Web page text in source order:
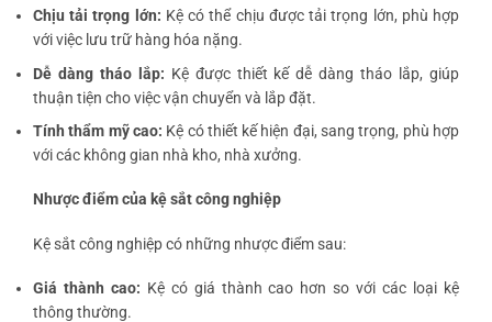
Chịu tải trọng lớn: Kệ có thể chịu được tải trọng lớn, phù hợp
với việc lưu trữ hàng hóa nặng.
Dễ dàng tháo lắp: Kệ được thiết kế dễ dàng tháo lắp, giúp
thuận tiện cho việc vận chuyển và lắp đặt.
Tính thẩm mỹ cao: Kệ có thiết kế hiện đại, sang trọng, phù hợp
với các không gian nhà kho, nhà xưởng.
Nhược điểm của kệ sắt công nghiệp
Kệ sắt công nghiệp có những nhược điểm sau:
Giá thành cao: Kệ có giá thành cao hơn so với các loại kệ
thông thường.